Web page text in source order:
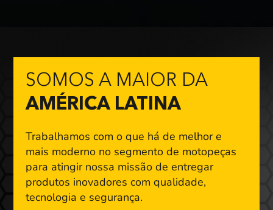
SOMOS A MAIOR DA
AMÉRICA LATINA
Trabalhamos com o que há de melhor e
mais moderno no segmento de motopeças
para atingir nossa missão de entregar
produtos inovadores com qualidade,
tecnologia e segurança.